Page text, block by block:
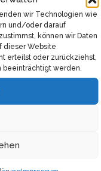
wir Technologien wie
und/oder darauf
können wir Daten
dieser Website
erteilst oder zurückziehst,
beeinträchtigt werden.
Aromen,
So kannst du
reinen Gewürz
Auswahl der
höchsten
Produktion nur
auf Frische